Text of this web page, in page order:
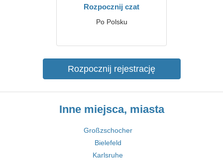
Rozpocznij czat
Po Polsku
Rozpocznij rejestrację
Inne miejsca, miasta
Großzschocher
Bielefeld
Karlsruhe